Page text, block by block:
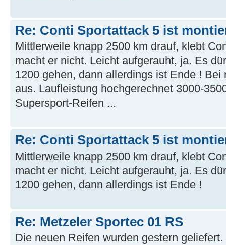
Re: Conti Sportattack 5 ist
Mittlerweile knapp 2500 km drauf, klebt
macht er nicht. Leicht aufgerauht, ja. Es
1200 gehen, dann allerdings ist Ende ! Bei
aus. Laufleistung hochgerechnet 3000-
Supersport-Reifen ...
Re: Conti Sportattack 5 ist
Mittlerweile knapp 2500 km drauf, klebt
macht er nicht. Leicht aufgerauht, ja. Es
1200 gehen, dann allerdings ist Ende !
Re: Metzeler Sportec 01 RS
Die neuen Reifen wurden gestern